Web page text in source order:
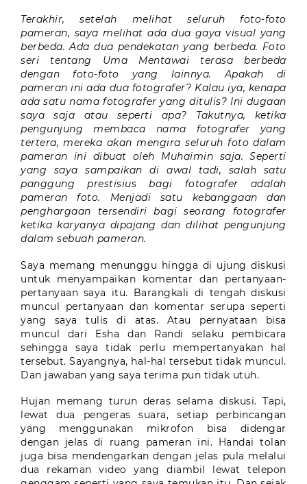
Terakhir, setelah melihat seluruh foto-foto
pameran, saya melihat ada dua gaya visual yang
berbeda. Ada dua pendekatan yang berbeda. Foto
seri tentang Uma Mentawai terasa berbeda
dengan foto-foto yang lainnya. Apakah di
pameran ini ada dua fotografer? Kalau iya, kenapa
ada satu nama fotografer yang ditulis? Ini dugaan
saya saja atau seperti apa? Takutnya, ketika
pengunjung membaca nama fotografer yang
tertera, mereka akan mengira seluruh foto dalam
pameran ini dibuat oleh Muhaimin saja. Seperti
yang saya sampaikan di awal tadi, salah satu
panggung prestisius bagi fotografer adalah
pameran foto. Menjadi satu kebanggaan dan
penghargaan tersendiri bagi seorang fotografer
ketika karyanya dipajang dan dilihat pengunjung
dalam sebuah pameran.
Saya memang menunggu hingga di ujung diskusi
untuk menyampaikan komentar dan pertanyaan-
pertanyaan saya itu. Barangkali di tengah diskusi
muncul pertanyaan dan komentar serupa seperti
yang saya tulis di atas. Atau pernyataan bisa
muncul dari Esha dan Randi selaku pembicara
sehingga saya tidak perlu mempertanyakan hal
tersebut. Sayangnya, hal-hal tersebut tidak muncul.
Dan jawaban yang saya terima pun tidak utuh.
Hujan memang turun deras selama diskusi. Tapi,
lewat dua pengeras suara, setiap perbincangan
yang menggunakan mikrofon bisa didengar
dengan jelas di ruang pameran ini. Handai tolan
juga bisa mendengarkan dengan jelas pula melalui
dua rekaman video yang diambil lewat telepon